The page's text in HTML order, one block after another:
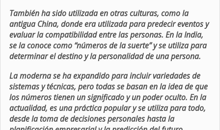
También ha sido utilizada en otras culturas, como la
antigua China, donde era utilizada para predecir eventos y
evaluar la compatibilidad entre las personas. En la India,
se la conoce como “números de la suerte” y se utiliza para
determinar el destino y la personalidad de una persona.
La moderna se ha expandido para incluir variedades de
sistemas y técnicas, pero todas se basan en la idea de que
los números tienen un significado y un poder oculto. En la
actualidad, es una práctica popular y se utiliza para todo,
desde la toma de decisiones personales hasta la